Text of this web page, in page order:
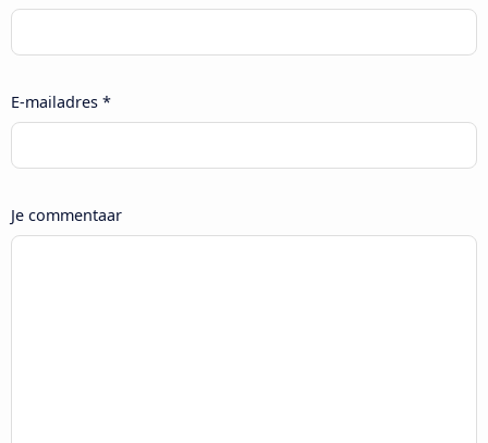
E-mailadres *
Je commentaar